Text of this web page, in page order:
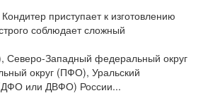
приступает к изготовлению
соблюдает сложный
Северо-Западный федеральный округ
округ (ПФО), Уральский
или ДВФО) России...